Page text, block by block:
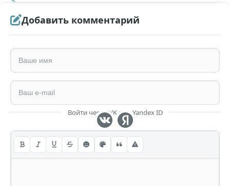
Добавить комментарий
Войти через VK или Yandex ID